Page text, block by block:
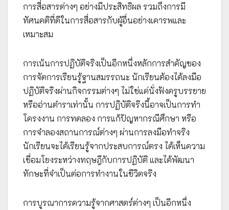
การสื่อสารต่างๆ อย่างมีประสิทธิผล รวมถึงการมี
ทัศนคติที่ดีในการสื่อสารกับผู้อื่นอย่างเคารพและ
เหมาะสม
การเน้นการปฏิบัติจริงเป็นอีกหนึ่งหลักการสำคัญของ
การจัดการเรียนรู้ฐานสมรรถนะ นักเรียนต้องได้ลงมือ
ปฏิบัติจริงผ่านกิจกรรมต่างๆ ไม่ใช่แค่นั่งฟังครูบรรยาย
หรืออ่านตำราเท่านั้น การปฏิบัติจริงนี้อาจเป็นการทำ
โครงงาน การทดลอง การแก้ปัญหากรณีศึกษา หรือ
การจำลองสถานการณ์ต่างๆ ผ่านการลงมือทำจริง
นักเรียนจะได้เรียนรู้จากประสบการณ์ตรง ได้เห็นความ
เชื่อมโยงระหว่างทฤษฎีกับการปฏิบัติ และได้พัฒนา
ทักษะที่จำเป็นต่อการทำงานในชีวิตจริง
การบูรณาการความรู้จากศาสตร์ต่างๆ เป็นอีกหนึ่ง